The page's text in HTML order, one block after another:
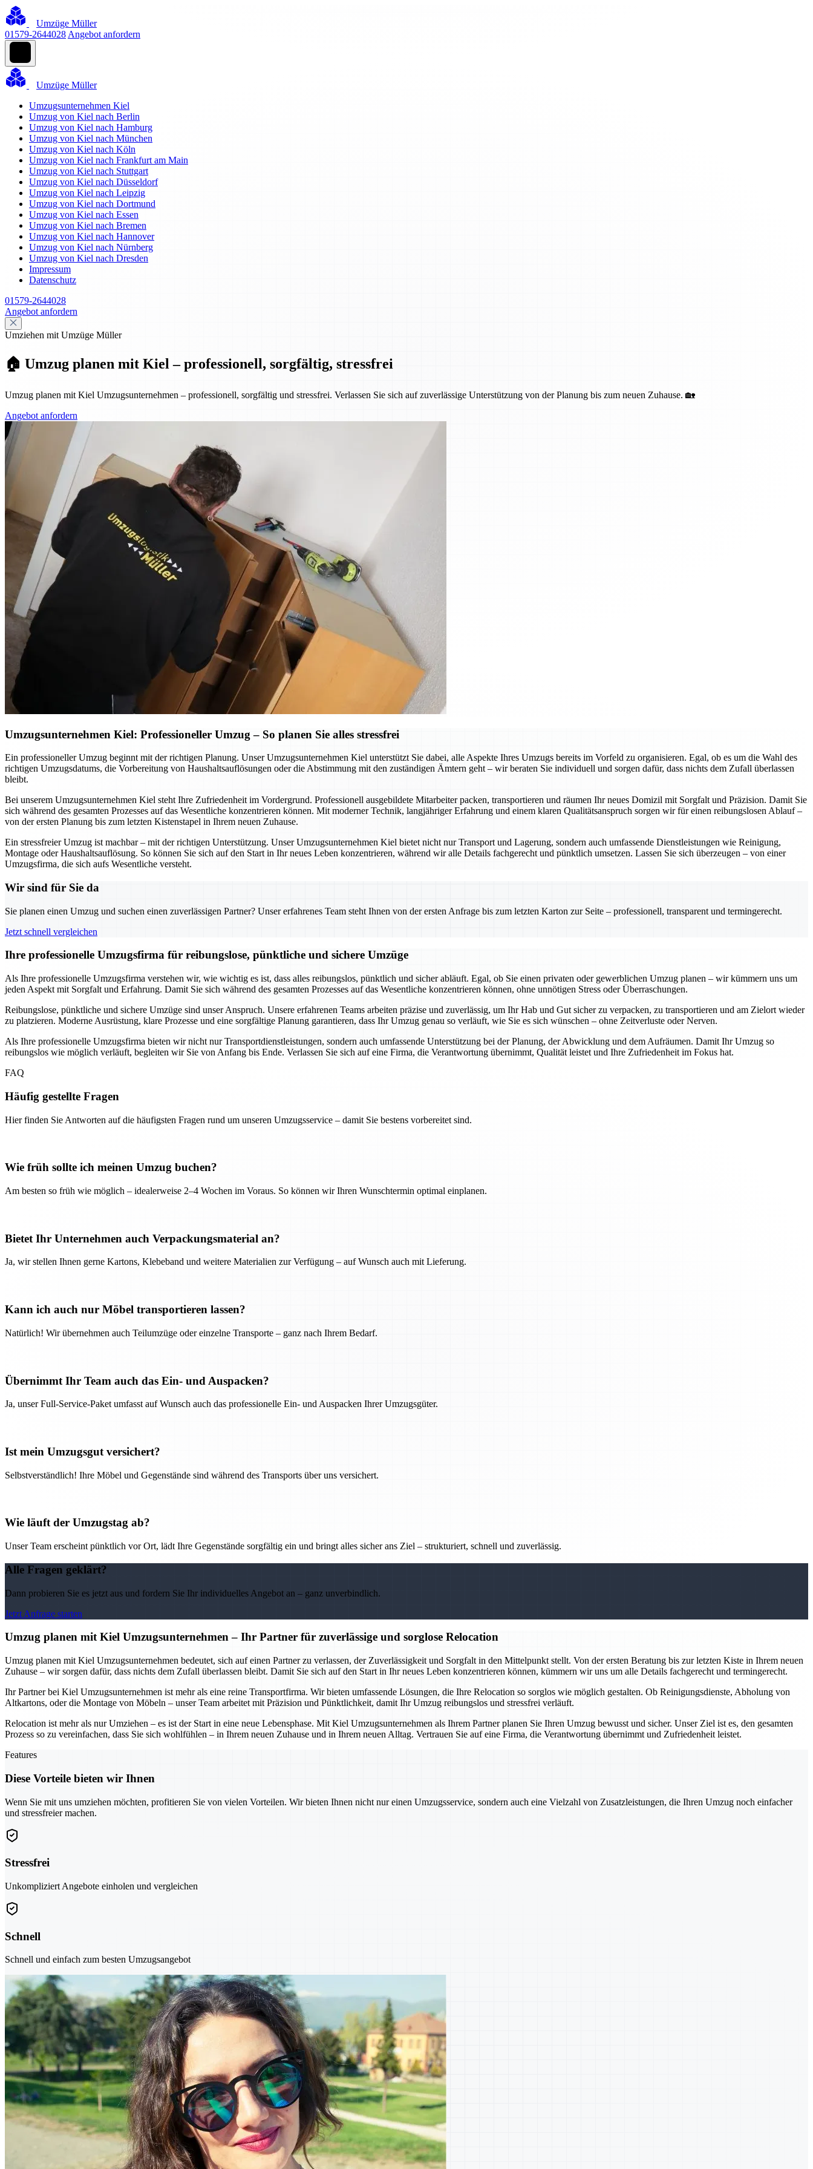
Umzüge Müller
01579-2644028 Angebot anfordern
Umzüge Müller
Umzugsunternehmen Kiel
Umzug von Kiel nach Berlin
Umzug von Kiel nach Hamburg
Umzug von Kiel nach München
Umzug von Kiel nach Köln
Umzug von Kiel nach Frankfurt am Main
Umzug von Kiel nach Stuttgart
Umzug von Kiel nach Düsseldorf
Umzug von Kiel nach Leipzig
Umzug von Kiel nach Dortmund
Umzug von Kiel nach Essen
Umzug von Kiel nach Bremen
Umzug von Kiel nach Hannover
Umzug von Kiel nach Nürnberg
Umzug von Kiel nach Dresden
Impressum
Datenschutz
01579-2644028
Angebot anfordern
Umziehen mit Umzüge Müller
🏠 Umzug planen mit Kiel – professionell, sorgfältig, stressfrei
Umzug planen mit Kiel Umzugsunternehmen – professionell, sorgfältig und stressfrei. Verlassen Sie sich auf zuverlässige Unterstützung von der Planung bis zum neuen Zuhause. 🏡
Angebot anfordern
Umzugsunternehmen Kiel: Professioneller Umzug – So planen Sie alles stressfrei
Ein professioneller Umzug beginnt mit der richtigen Planung. Unser Umzugsunternehmen Kiel unterstützt Sie dabei, alle Aspekte Ihres Umzugs bereits im Vorfeld zu organisieren. Egal, ob es um die Wahl des
richtigen Umzugsdatums, die Vorbereitung von Haushaltsauflösungen oder die Abstimmung mit den zuständigen Ämtern geht – wir beraten Sie individuell und sorgen dafür, dass nichts dem Zufall überlassen
bleibt.
Bei unserem Umzugsunternehmen Kiel steht Ihre Zufriedenheit im Vordergrund. Professionell ausgebildete Mitarbeiter packen, transportieren und räumen Ihr neues Domizil mit Sorgfalt und Präzision. Damit Sie
sich während des gesamten Prozesses auf das Wesentliche konzentrieren können. Mit moderner Technik, langjähriger Erfahrung und einem klaren Qualitätsanspruch sorgen wir für einen reibungslosen Ablauf –
von der ersten Planung bis zum letzten Kistenstapel in Ihrem neuen Zuhause.
Ein stressfreier Umzug ist machbar – mit der richtigen Unterstützung. Unser Umzugsunternehmen Kiel bietet nicht nur Transport und Lagerung, sondern auch umfassende Dienstleistungen wie Reinigung,
Montage oder Haushaltsauflösung. So können Sie sich auf den Start in Ihr neues Leben konzentrieren, während wir alle Details fachgerecht und pünktlich umsetzen. Lassen Sie sich überzeugen – von einer
Umzugsfirma, die sich aufs Wesentliche versteht.
Wir sind für Sie da
Sie planen einen Umzug und suchen einen zuverlässigen Partner? Unser erfahrenes Team steht Ihnen von der ersten Anfrage bis zum letzten Karton zur Seite – professionell, transparent und termingerecht.
Jetzt schnell vergleichen
Ihre professionelle Umzugsfirma für reibungslose, pünktliche und sichere Umzüge
Als Ihre professionelle Umzugsfirma verstehen wir, wie wichtig es ist, dass alles reibungslos, pünktlich und sicher abläuft. Egal, ob Sie einen privaten oder gewerblichen Umzug planen – wir kümmern uns um
jeden Aspekt mit Sorgfalt und Erfahrung. Damit Sie sich während des gesamten Prozesses auf das Wesentliche konzentrieren können, ohne unnötigen Stress oder Überraschungen.
Reibungslose, pünktliche und sichere Umzüge sind unser Anspruch. Unsere erfahrenen Teams arbeiten präzise und zuverlässig, um Ihr Hab und Gut sicher zu verpacken, zu transportieren und am Zielort wieder
zu platzieren. Moderne Ausrüstung, klare Prozesse und eine sorgfältige Planung garantieren, dass Ihr Umzug genau so verläuft, wie Sie es sich wünschen – ohne Zeitverluste oder Nerven.
Als Ihre professionelle Umzugsfirma bieten wir nicht nur Transportdienstleistungen, sondern auch umfassende Unterstützung bei der Planung, der Abwicklung und dem Aufräumen. Damit Ihr Umzug so
reibungslos wie möglich verläuft, begleiten wir Sie von Anfang bis Ende. Verlassen Sie sich auf eine Firma, die Verantwortung übernimmt, Qualität leistet und Ihre Zufriedenheit im Fokus hat.
FAQ
Häufig gestellte Fragen
Hier finden Sie Antworten auf die häufigsten Fragen rund um unseren Umzugsservice – damit Sie bestens vorbereitet sind.
Wie früh sollte ich meinen Umzug buchen?
Am besten so früh wie möglich – idealerweise 2–4 Wochen im Voraus. So können wir Ihren Wunschtermin optimal einplanen.
Bietet Ihr Unternehmen auch Verpackungsmaterial an?
Ja, wir stellen Ihnen gerne Kartons, Klebeband und weitere Materialien zur Verfügung – auf Wunsch auch mit Lieferung.
Kann ich auch nur Möbel transportieren lassen?
Natürlich! Wir übernehmen auch Teilumzüge oder einzelne Transporte – ganz nach Ihrem Bedarf.
Übernimmt Ihr Team auch das Ein- und Auspacken?
Ja, unser Full-Service-Paket umfasst auf Wunsch auch das professionelle Ein- und Auspacken Ihrer Umzugsgüter.
Ist mein Umzugsgut versichert?
Selbstverständlich! Ihre Möbel und Gegenstände sind während des Transports über uns versichert.
Wie läuft der Umzugstag ab?
Unser Team erscheint pünktlich vor Ort, lädt Ihre Gegenstände sorgfältig ein und bringt alles sicher ans Ziel – strukturiert, schnell und zuverlässig.
Alle Fragen geklärt?
Dann probieren Sie es jetzt aus und fordern Sie Ihr individuelles Angebot an – ganz unverbindlich.
Jetzt Anfrage starten
Umzug planen mit Kiel Umzugsunternehmen – Ihr Partner für zuverlässige und sorglose Relocation
Umzug planen mit Kiel Umzugsunternehmen bedeutet, sich auf einen Partner zu verlassen, der Zuverlässigkeit und Sorgfalt in den Mittelpunkt stellt. Von der ersten Beratung bis zur letzten Kiste in Ihrem neuen
Zuhause – wir sorgen dafür, dass nichts dem Zufall überlassen bleibt. Damit Sie sich auf den Start in Ihr neues Leben konzentrieren können, kümmern wir uns um alle Details fachgerecht und termingerecht.
Ihr Partner bei Kiel Umzugsunternehmen ist mehr als eine reine Transportfirma. Wir bieten umfassende Lösungen, die Ihre Relocation so sorglos wie möglich gestalten. Ob Reinigungsdienste, Abholung von
Altkartons, oder die Montage von Möbeln – unser Team arbeitet mit Präzision und Pünktlichkeit, damit Ihr Umzug reibungslos und stressfrei verläuft.
Relocation ist mehr als nur Umziehen – es ist der Start in eine neue Lebensphase. Mit Kiel Umzugsunternehmen als Ihrem Partner planen Sie Ihren Umzug bewusst und sicher. Unser Ziel ist es, den gesamten
Prozess so zu vereinfachen, dass Sie sich wohlfühlen – in Ihrem neuen Zuhause und in Ihrem neuen Alltag. Vertrauen Sie auf eine Firma, die Verantwortung übernimmt und Zufriedenheit leistet.
Features
Diese Vorteile bieten wir Ihnen
Wenn Sie mit uns umziehen möchten, profitieren Sie von vielen Vorteilen. Wir bieten Ihnen nicht nur einen Umzugsservice, sondern auch eine Vielzahl von Zusatzleistungen, die Ihren Umzug noch einfacher
und stressfreier machen.
Stressfrei
Unkompliziert Angebote einholen und vergleichen
Schnell
Schnell und einfach zum besten Umzugsangebot